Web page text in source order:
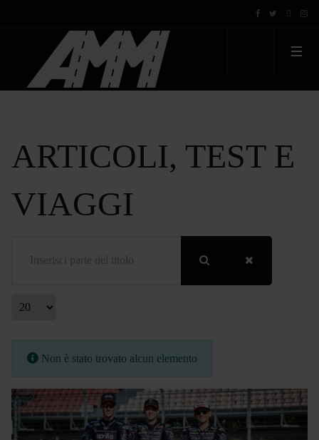
ARTICOLI, TEST E
VIAGGI
Visualizza #
Info
Non è stato trovato alcun elemento